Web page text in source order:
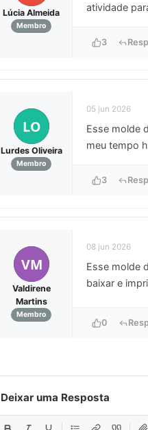
Lúcia Almeida
Membro
atividade
3
LO
Lurdes Oliveira
Membro
05 jun 2026
Esse molde
meu tempo
3
VM
Valdirene
Martins
Membro
08 jun 2026
Esse molde
baixar e
0
Deixar uma Resposta